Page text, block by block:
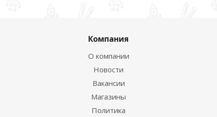
Компания
О компании
Новости
Вакансии
Магазины
Политика